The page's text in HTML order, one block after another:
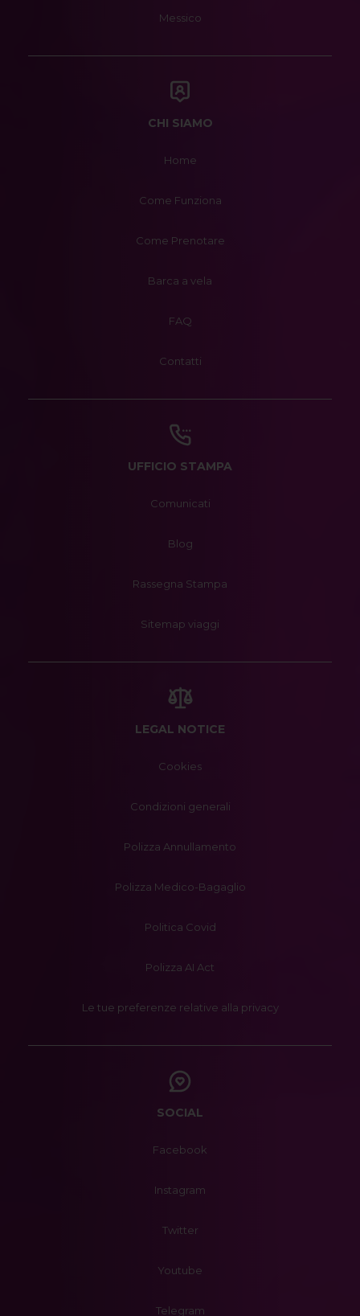
Messico
CHI SIAMO
Home
Come Funziona
Come Prenotare
Barca a vela
FAQ
Contatti
UFFICIO STAMPA
Comunicati
Blog
Rassegna Stampa
Sitemap viaggi
LEGAL NOTICE
Cookies
Condizioni generali
Polizza Annullamento
Polizza Medico-Bagaglio
Politica Covid
Polizza AI Act
Le tue preferenze relative alla privacy
SOCIAL
Facebook
Instagram
Twitter
Youtube
Telegram